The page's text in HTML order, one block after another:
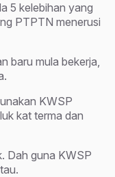
5 kelebihan yang
PTPTN menerusi
baru mula bekerja,
KWSP
kat terma dan
Dah guna KWSP